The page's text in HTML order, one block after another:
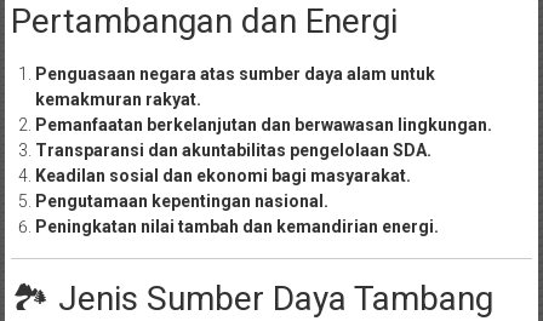
Pertambangan dan Energi
Penguasaan negara atas sumber daya alam untuk
kemakmuran rakyat.
Pemanfaatan berkelanjutan dan berwawasan lingkungan.
Transparansi dan akuntabilitas pengelolaan SDA.
Keadilan sosial dan ekonomi bagi masyarakat.
Pengutamaan kepentingan nasional.
Peningkatan nilai tambah dan kemandirian energi.
🏞️ Jenis Sumber Daya Tambang